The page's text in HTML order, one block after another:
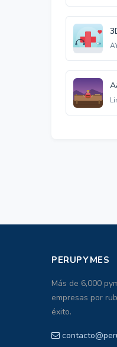
PERUPYMES
Más de 6,000
empresas por
éxito.